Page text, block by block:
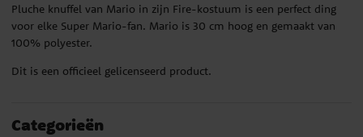
Pluche knuffel van Mario in zijn Fire-kostuum is een perfect ding
voor elke Super Mario-fan. Mario is 30 cm hoog en gemaakt van
100% polyester.
Dit is een officieel gelicenseerd product.
Categorieën